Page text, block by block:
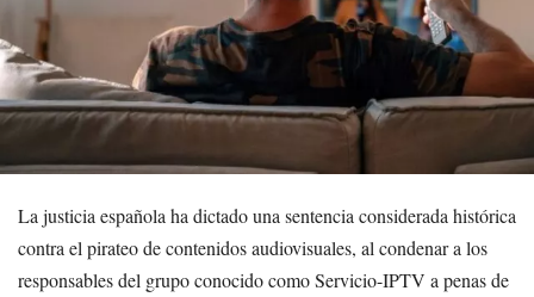
La justicia española ha dictado una sentencia considerada histórica
contra el pirateo de contenidos audiovisuales, al condenar a los
responsables del grupo conocido como Servicio-IPTV a penas de